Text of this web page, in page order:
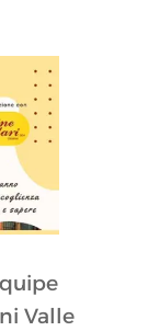
Valle